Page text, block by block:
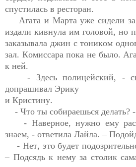
Агата и Марта уже сидели
издали кивнула им головой, но
заказывала джин с тоником
зал. Комиссара пока не было.
к ней.
- Здесь полицейский, -
допрашивал Эрику
и Кристину.
- Что ты собираешься делать?
знаем, - ответила Лайла. –
- Нет, это будет
– Подсядь к нему за столик